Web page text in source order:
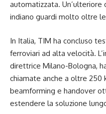
automatizzata. Un’ulteriore
indiano guardi molto oltre
In Italia, TIM ha concluso
ferroviari ad alta velocità.
direttrice Milano-Bologna,
chiamate anche a oltre 250
beamforming e handover
estendere la soluzione